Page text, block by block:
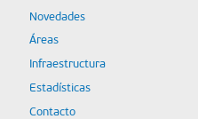
Novedades
Áreas
Infraestructura
Estadísticas
Contacto